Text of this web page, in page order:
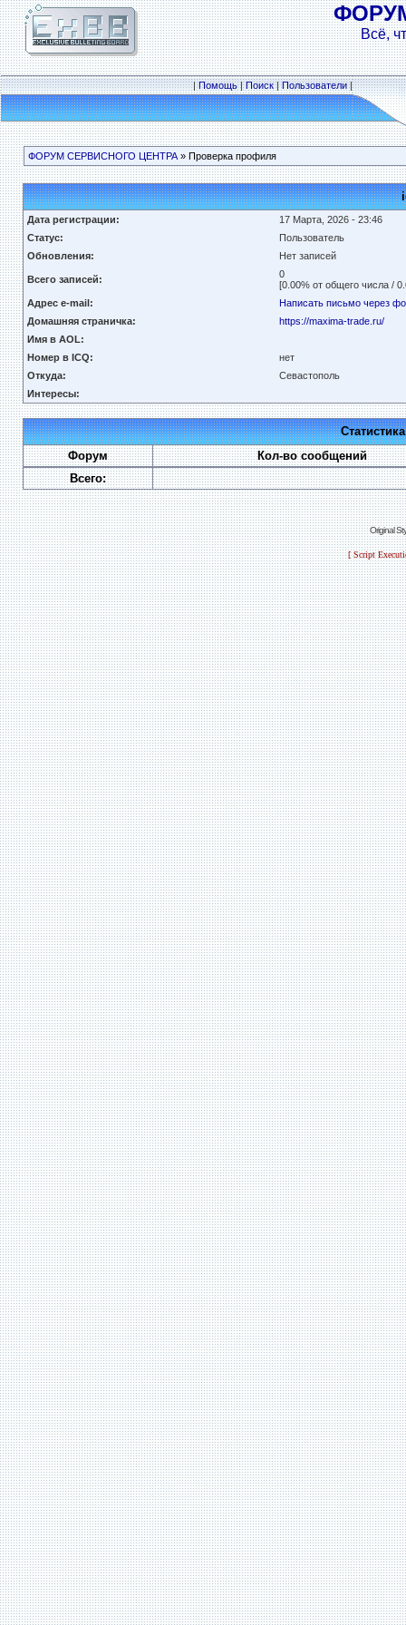
Всё,
|Помощь|Поиск|Пользователи|
ФОРУМ СЕРВИСНОГО ЦЕНТРА» Проверка профиля
Дата регистрации:
17 Марта, 2026 - 23:46
Статус:
Пользователь
Обновления:
Нет записей
Всего записей:
0
[0.00% от общего числа /
Адрес e-mail:
Написать письмо через
Домашняя страничка:
https://maxima-trade.ru/
Имя в AOL:
Номер в ICQ:
нет
Откуда:
Севастополь
Интересы:
Форум
Кол-во сообщений
Всего:
Original
[ Script